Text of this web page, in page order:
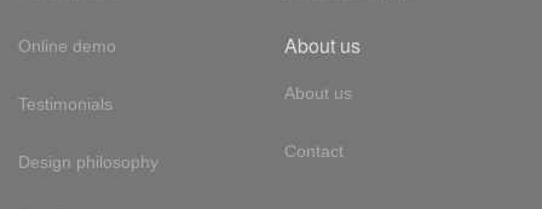
Online demo
Testimonials
Design philosophy
About us
About us
Contact